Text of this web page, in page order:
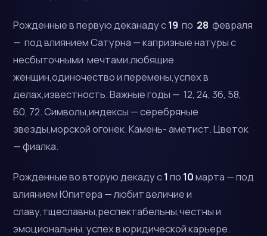
Рожденные в первую деканаду с19 по 28 февраля
— под влиянием Сатурна — капризные натуры с
несбыточными мечтами.любящие
женщин,одиночество и перемены,успех в
делах,известность. Важные годы — 12, 24, 36, 58,
60, 72. Символы,индексы — серебряные
звезды,морской огонек. Камень- аметист. Цветок
— фиалка.
Рожденные во вторую декаду с1по 10марта — под
влиянием Юпитера — любит величие и
славу,тщеславны,респектабельны,честны и
эмоциональны. успех в юридической карьере.